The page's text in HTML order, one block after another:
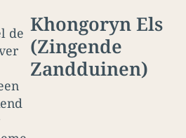
de Khongoryn Els
(Zingende
Zandduinen)